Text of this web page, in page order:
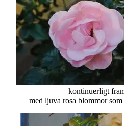
kontinuerligt
med ljuva rosa blommor